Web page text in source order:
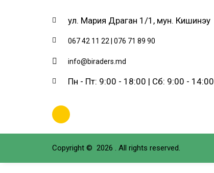
ул. Мария Драган 1/1, мун. Кишинэу
067 42 11 22 | 076 71 89 90
info@biraders.md
Пн - Пт: 9:00 - 18:00 | Сб: 9:00 - 14:00
Copyright © 2026 . All rights reserved.